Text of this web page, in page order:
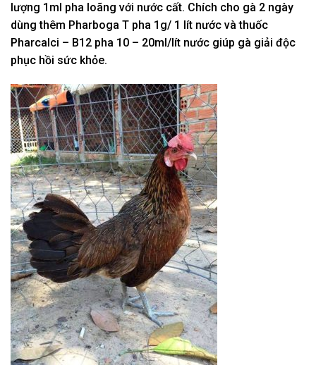
lượng 1ml pha loãng với nước cất. Chích cho gà 2 ngày
dùng thêm Pharboga T pha 1g/ 1 lít nước và thuốc
Pharcalci – B12 pha 10 – 20ml/lít nước giúp gà giải độc
phục hồi sức khỏe.